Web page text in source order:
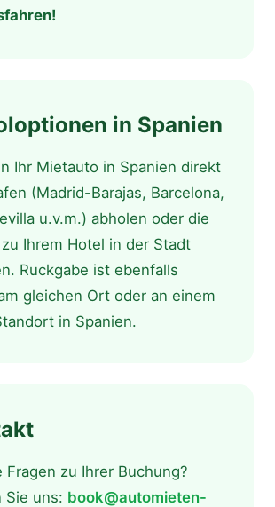
in Spanien
Ihr Mietauto in Spanien direkt
(Madrid-Barajas, Barcelona,
u.v.m.) abholen oder die
Ihrem Hotel in der Stadt
Ruckgabe ist ebenfalls
gleichen Ort oder an einem
in Spanien.
Fragen zu Ihrer Buchung?
Sie uns: book@automieten-